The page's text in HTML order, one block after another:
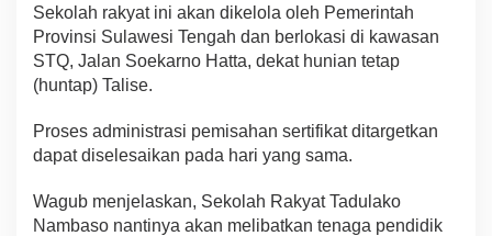
Sekolah rakyat ini akan dikelola oleh Pemerintah
Provinsi Sulawesi Tengah dan berlokasi di kawasan
STQ, Jalan Soekarno Hatta, dekat hunian tetap
(huntap) Talise.
Proses administrasi pemisahan sertifikat ditargetkan
dapat diselesaikan pada hari yang sama.
Wagub menjelaskan, Sekolah Rakyat Tadulako
Nambaso nantinya akan melibatkan tenaga pendidik